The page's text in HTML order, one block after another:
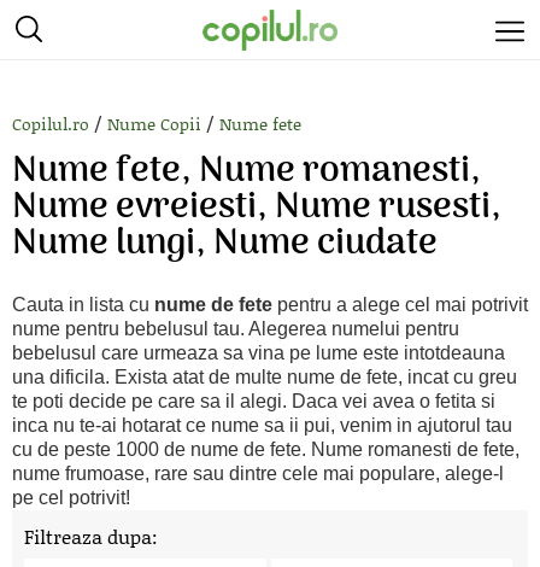
Copilul.ro / Nume Copii / Nume fete
Nume fete, Nume romanesti,
Nume evreiesti, Nume rusesti,
Nume lungi, Nume ciudate
Cauta in lista cu nume de fete pentru a alege cel mai potrivit
nume pentru bebelusul tau. Alegerea numelui pentru
bebelusul care urmeaza sa vina pe lume este intotdeauna
una dificila. Exista atat de multe nume de fete, incat cu greu
te poti decide pe care sa il alegi. Daca vei avea o fetita si
inca nu te-ai hotarat ce nume sa ii pui, venim in ajutorul tau
cu de peste 1000 de nume de fete. Nume romanesti de fete,
nume frumoase, rare sau dintre cele mai populare, alege-l
pe cel potrivit!
Filtreaza dupa: